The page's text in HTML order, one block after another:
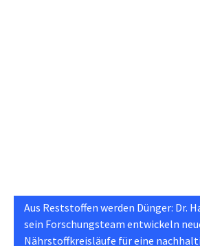
Aus Reststoffen werden Dünger: Dr.
sein Forschungsteam entwickeln
Nährstoffkreisläufe für eine